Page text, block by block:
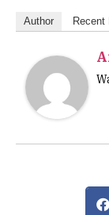
Author Recent